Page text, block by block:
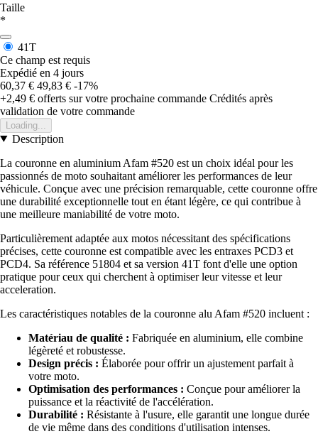
Taille
*
41T
Ce champ est requis
Expédié en 4 jours
60,37 € 49,83 € -17%
+2,49 € offerts sur votre prochaine commande Crédités après
validation de votre commande
Loading...
Description
La couronne en aluminium Afam #520 est un choix idéal pour les
passionnés de moto souhaitant améliorer les performances de leur
véhicule. Conçue avec une précision remarquable, cette couronne offre
une durabilité exceptionnelle tout en étant légère, ce qui contribue à
une meilleure maniabilité de votre moto.
Particulièrement adaptée aux motos nécessitant des spécifications
précises, cette couronne est compatible avec les entraxes PCD3 et
PCD4. Sa référence 51804 et sa version 41T font d'elle une option
pratique pour ceux qui cherchent à optimiser leur vitesse et leur
acceleration.
Les caractéristiques notables de la couronne alu Afam #520 incluent :
Matériau de qualité : Fabriquée en aluminium, elle combine
légèreté et robustesse.
Design précis : Élaborée pour offrir un ajustement parfait à
votre moto.
Optimisation des performances : Conçue pour améliorer la
puissance et la réactivité de l'accélération.
Durabilité : Résistante à l'usure, elle garantit une longue durée
de vie même dans des conditions d'utilisation intenses.